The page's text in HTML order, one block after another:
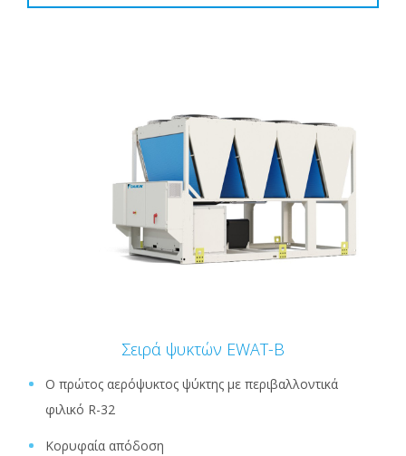
Σειρά ψυκτών EWAT-B
Ο πρώτος αερόψυκτος ψύκτης με περιβαλλοντικά
φιλικό R-32
Κορυφαία απόδοση